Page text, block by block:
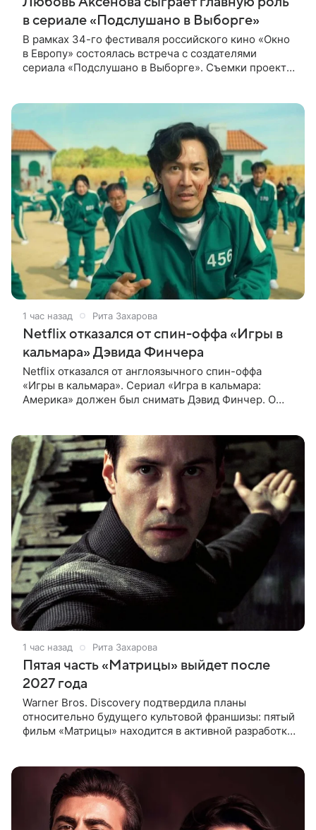
в сериале «Подслушано в Выборге»
В рамках 34-го фестиваля российского кино «Окно
в Европу» состоялась встреча с создателями
сериала «Подслушано в Выборге». Съемки проекта
1 час назад Рита Захарова
Netflix отказался от спин-оффа «Игры в
кальмара» Дэвида Финчера
Netflix отказался от англоязычного спин-оффа
«Игры в кальмара». Сериал «Игра в кальмара:
Америка» должен был снимать Дэвид Финчер. О
1 час назад Рита Захарова
Пятая часть «Матрицы» выйдет после
2027 года
Warner Bros. Discovery подтвердила планы
относительно будущего культовой франшизы: пятый
фильм «Матрицы» находится в активной разработке